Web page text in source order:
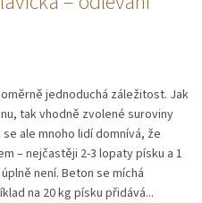
jednoduchá záležitost. Jak
tak vhodně zvolené suroviny
ale mnoho lidí domnívá, že
– nejčastěji 2-3 lopaty písku a 1
není. Beton se míchá
na 20 kg písku přidává...